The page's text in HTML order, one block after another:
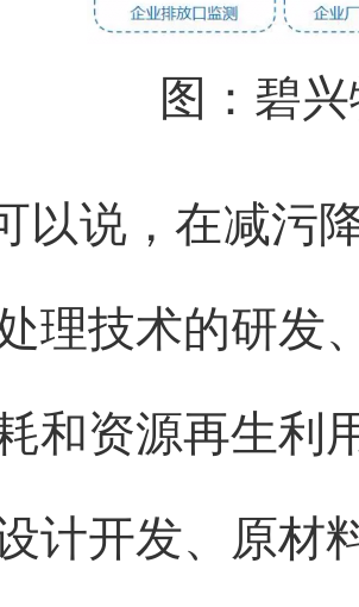
图：碧
以说，在减污
理技术的研发
和资源再生利
计开发、原材